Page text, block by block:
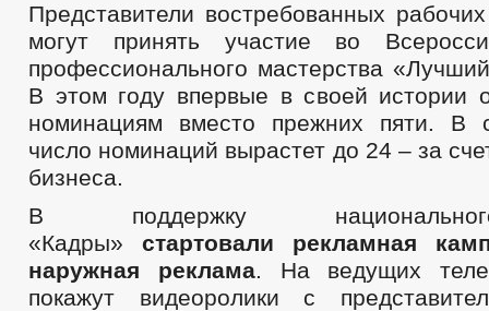
Представители востребованных
могут принять участие во
профессионального мастерства
В этом году впервые в своей истории
номинациям вместо прежних пяти. В
число номинаций вырастет до 24 – за
бизнеса.
В поддержку
«Кадры» стартовали рекламная
наружная реклама. На ведущих
покажут видеоролики с